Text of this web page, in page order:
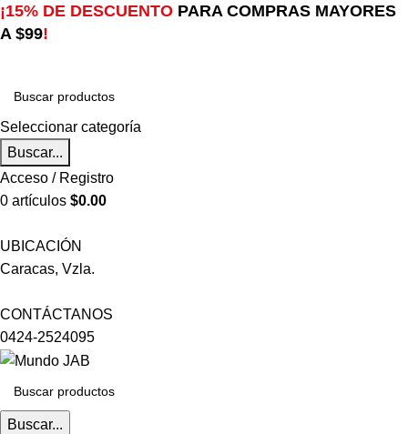
¡15% DE DESCUENTO PARA COMPRAS MAYORES
A $99!
Seleccionar categoría
Buscar...
Acceso / Registro
0 artículos $0.00
UBICACIÓN
Caracas, Vzla.
CONTÁCTANOS
0424-2524095
Buscar...